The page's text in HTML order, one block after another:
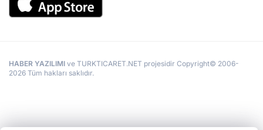
HABER YAZILIMI ve TURKTICARET.NET projesidir Copyright© 2006-
2026 Tüm hakları saklıdır.